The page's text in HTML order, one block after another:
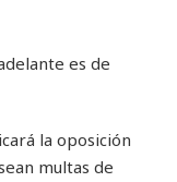
es de
la oposición
multas de